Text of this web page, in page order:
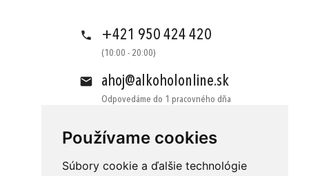
Používame cookies
Súbory cookie a ďalšie technológie
+421 950 424 420
(10:00 - 20:00)
ahoj@alkoholonline.sk
Odpovedáme do 1 pracovného dňa